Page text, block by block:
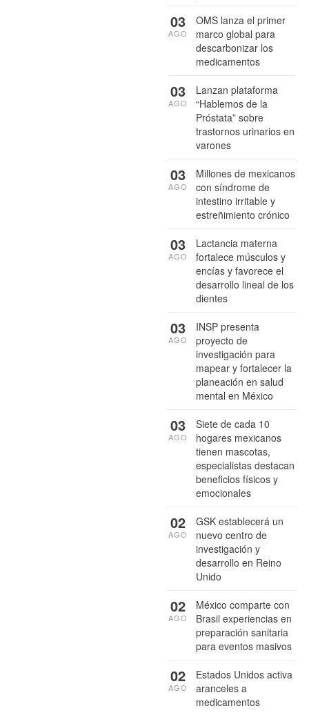
OMS lanza el primer
marco global para
descarbonizar los
medicamentos
03
AGO
Lanzan plataforma
“Hablemos de la
Próstata” sobre
trastornos urinarios en
varones
03
AGO
Millones de mexicanos
con síndrome de
intestino irritable y
estreñimiento crónico
03
AGO
Lactancia materna
fortalece músculos y
encías y favorece el
desarrollo lineal de los
dientes
03
AGO
INSP presenta
proyecto de
investigación para
mapear y fortalecer la
planeación en salud
mental en México
03
AGO
Siete de cada 10
hogares mexicanos
tienen mascotas,
especialistas destacan
beneficios físicos y
emocionales
03
AGO
GSK establecerá un
nuevo centro de
investigación y
desarrollo en Reino
Unido
02
AGO
México comparte con
Brasil experiencias en
preparación sanitaria
para eventos masivos
02
AGO
Estados Unidos activa
aranceles a
medicamentos
02
AGO